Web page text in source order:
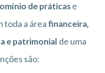
de práticase
toda a áreafinanceira,
e patrimonial de uma
são: